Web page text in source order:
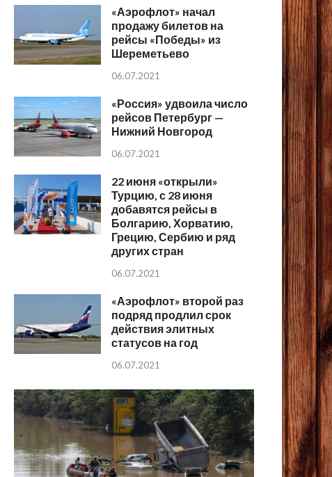
«Аэрофлот» начал
продажу билетов на
рейсы «Победы» из
Шереметьево
06.07.2021
«Россия» удвоила число
рейсов Петербург —
Нижний Новгород
06.07.2021
22 июня «открыли»
Турцию, с 28 июня
добавятся рейсы в
Болгарию, Хорватию,
Грецию, Сербию и ряд
других стран
06.07.2021
«Аэрофлот» второй раз
подряд продлил срок
действия элитных
статусов на год
06.07.2021